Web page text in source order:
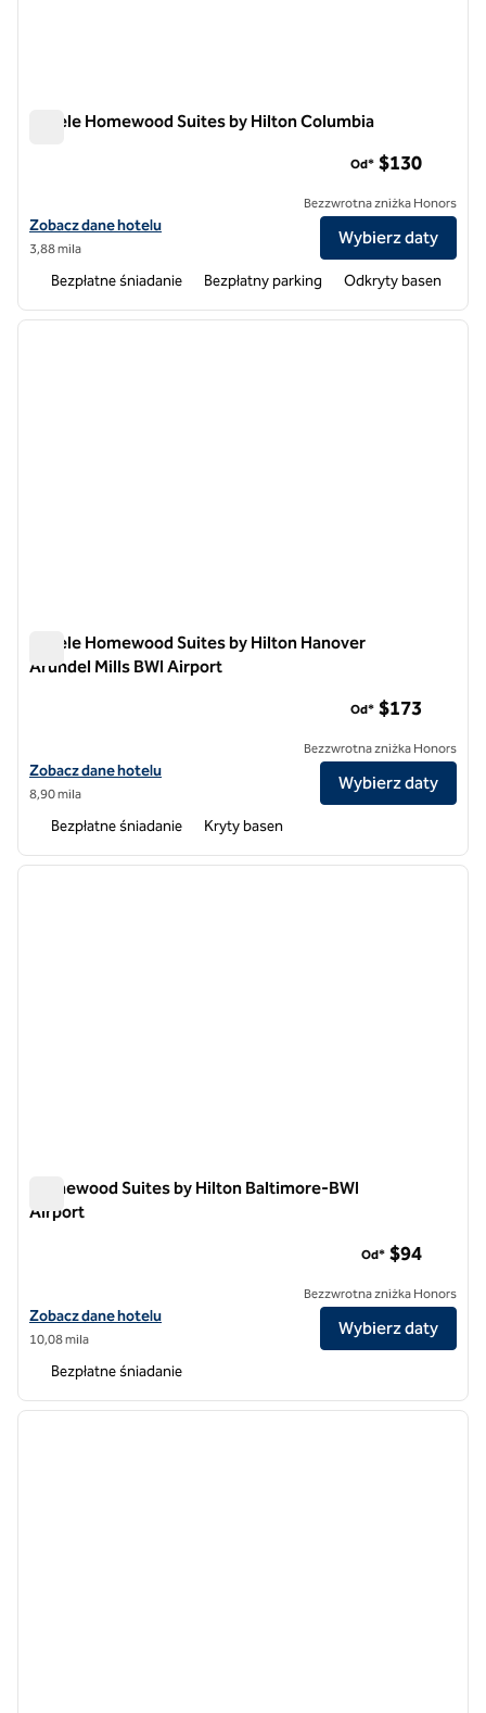
Hotele Homewood Suites by Hilton Columbia
Zobacz szczegóły hotelu Homewood Suites by Hilton Columbia
Zobacz dane hotelu
3,88 mila
Od* $130
Bezzwrotna zniżka Honors
Wybierz daty
Bezpłatne śniadanie Bezpłatny parking Odkryty basen
1 z 12
Hotele Homewood Suites by Hilton Hanover
Arundel Mills BWI Airport
Zobacz szczegóły hotelu Homewood Suites by Hilton Hanover
Zobacz dane hotelu
8,90 mila
Od* $173
Bezzwrotna zniżka Honors
Wybierz daty
Bezpłatne śniadanie Kryty basen
1 z 12
Homewood Suites by Hilton Baltimore-BWI
Airport
Zobacz szczegóły hotelu dla lotniska Homewood Suites by Hilton
Zobacz dane hotelu
10,08 mila
Od* $94
Bezzwrotna zniżka Honors
Wybierz daty
Bezpłatne śniadanie
1 z 12